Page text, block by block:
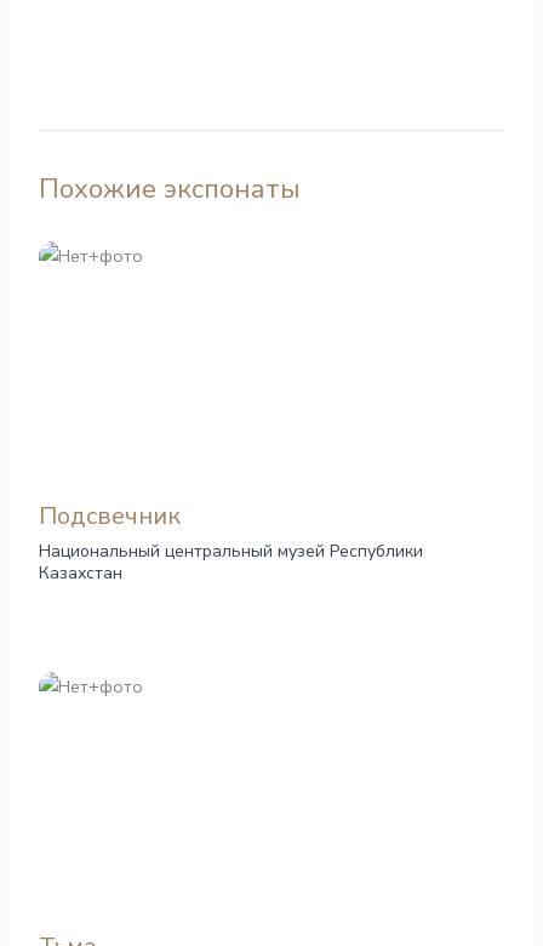
Похожие экспонаты
Подсвечник
Национальный центральный музей Республики
Казахстан